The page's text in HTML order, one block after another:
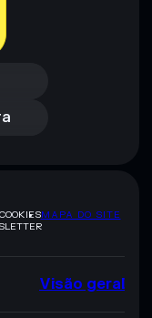
COOKIESMAPA DO SITE
Visão geral